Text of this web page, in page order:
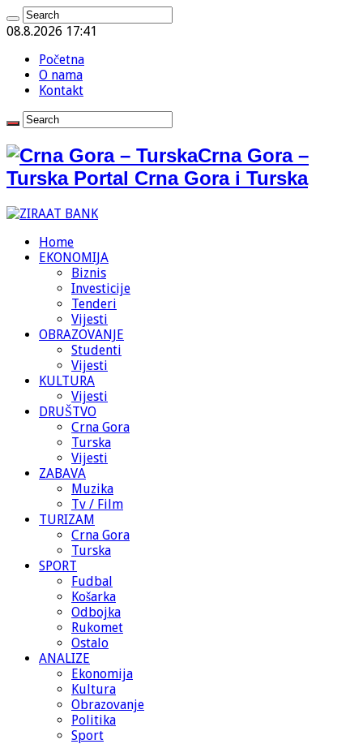
08.8.2026 17:41
Početna
O nama
Kontakt
Crna Gora –
Turska Portal Crna Gora i Turska
Home
EKONOMIJA
Biznis
Investicije
Tenderi
Vijesti
OBRAZOVANJE
Studenti
Vijesti
KULTURA
Vijesti
DRUŠTVO
Crna Gora
Turska
Vijesti
ZABAVA
Muzika
Tv / Film
TURIZAM
Crna Gora
Turska
SPORT
Fudbal
Košarka
Odbojka
Rukomet
Ostalo
ANALIZE
Ekonomija
Kultura
Obrazovanje
Politika
Sport